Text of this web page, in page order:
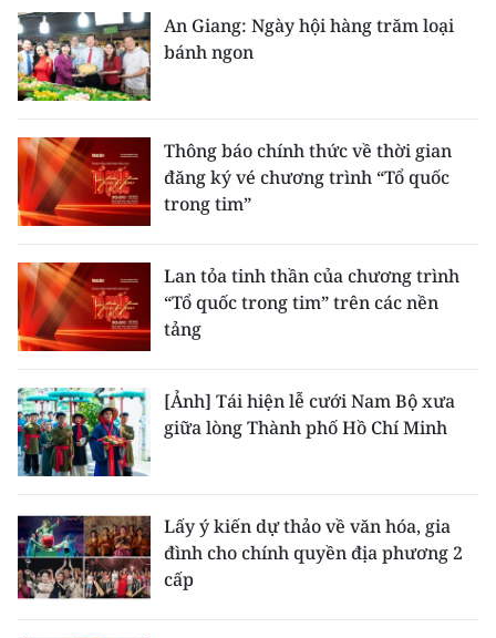
An Giang: Ngày hội hàng trăm loại
bánh ngon
Thông báo chính thức về thời gian
đăng ký vé chương trình “Tổ quốc
trong tim”
Lan tỏa tinh thần của chương trình
“Tổ quốc trong tim” trên các nền
tảng
[Ảnh] Tái hiện lễ cưới Nam Bộ xưa
giữa lòng Thành phố Hồ Chí Minh
Lấy ý kiến dự thảo về văn hóa, gia
đình cho chính quyền địa phương 2
cấp